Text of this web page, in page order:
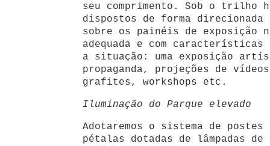
seu comprimento. Sob o trilho
dispostos de forma
sobre os painéis de exposição
adequada e com características
a situação: uma exposição
propaganda, projeções de
grafites, workshops etc.
Iluminação do Parque elevado
Adotaremos o sistema de
pétalas dotadas de lâmpadas de